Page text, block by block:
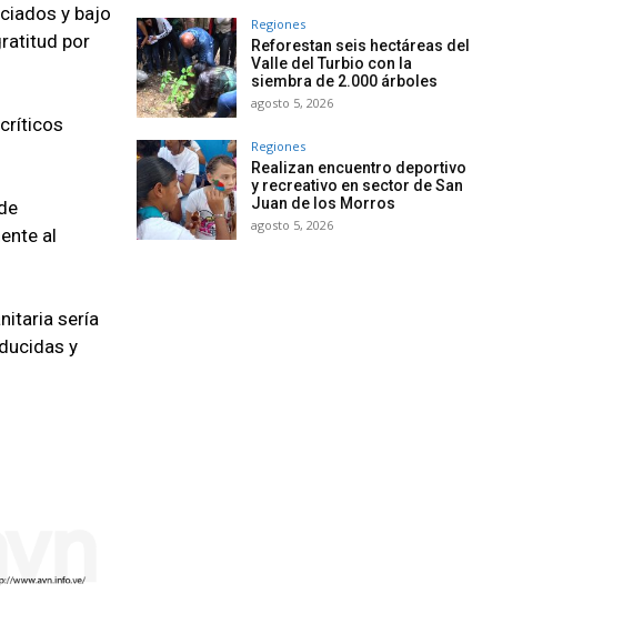
y bajo
por
al
sería
y
Regiones
Reforestan seis hectáreas del
Valle del Turbio con la
siembra de 2.000 árboles
agosto 5, 2026
Regiones
Realizan encuentro deportivo
y recreativo en sector de San
Juan de los Morros
agosto 5, 2026